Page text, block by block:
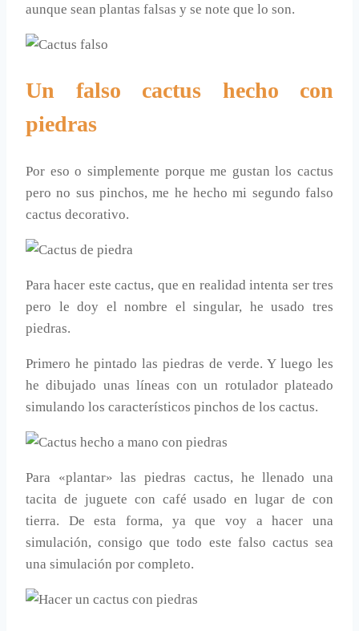
aunque sean plantas falsas y se note que lo son.
Un falso cactus hecho con
piedras
Por eso o simplemente porque me gustan los cactus
pero no sus pinchos, me he hecho mi segundo falso
cactus decorativo.
Para hacer este cactus, que en realidad intenta ser tres
pero le doy el nombre el singular, he usado tres
piedras.
Primero he pintado las piedras de verde. Y luego les
he dibujado unas líneas con un rotulador plateado
simulando los característicos pinchos de los cactus.
Para «plantar» las piedras cactus, he llenado una
tacita de juguete con café usado en lugar de con
tierra. De esta forma, ya que voy a hacer una
simulación, consigo que todo este falso cactus sea
una simulación por completo.